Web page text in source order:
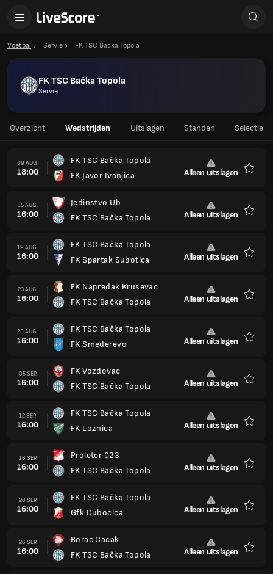
Voetbal Servië FK TSC Bačka Topola
FK TSC Bačka Topola
Servië
Overzicht Wedstrijden Uitslagen Standen Selectie
09 AUG.
18:00
FK TSC Bačka Topola
FK Javor Ivanjica
Alleen uitslagen
15 AUG.
16:00
Jedinstvo Ub
FK TSC Bačka Topola
Alleen uitslagen
19 AUG.
16:00
FK TSC Bačka Topola
FK Spartak Subotica
Alleen uitslagen
23 AUG.
16:00
FK Napredak Krusevac
FK TSC Bačka Topola
Alleen uitslagen
29 AUG.
16:00
FK TSC Bačka Topola
FK Smederevo
Alleen uitslagen
05 SEP.
16:00
FK Vozdovac
FK TSC Bačka Topola
Alleen uitslagen
12 SEP.
16:00
FK TSC Bačka Topola
FK Loznica
Alleen uitslagen
16 SEP.
16:00
Proleter 023
FK TSC Bačka Topola
Alleen uitslagen
20 SEP.
16:00
FK TSC Bačka Topola
Gfk Dubocica
Alleen uitslagen
26 SEP.
16:00
Borac Cacak
FK TSC Bačka Topola
Alleen uitslagen